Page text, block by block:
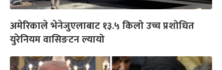
अमेरिकाले भेनेजुएलाबाट १३.५ किलो उच्च प्रशोधित
युरेनियम वासिङटन ल्यायो